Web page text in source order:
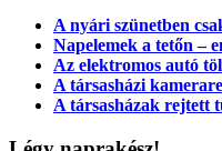
A nyári szünetben
Napelemek a tetőn –
Az elektromos autó
A társasházi
A társasházak rejtett